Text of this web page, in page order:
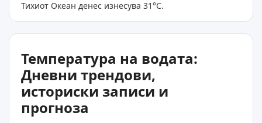
Тихиот Океан денес изнесува 31°C.
Температура на водата:
Дневни трендови,
историски записи и
прогноза